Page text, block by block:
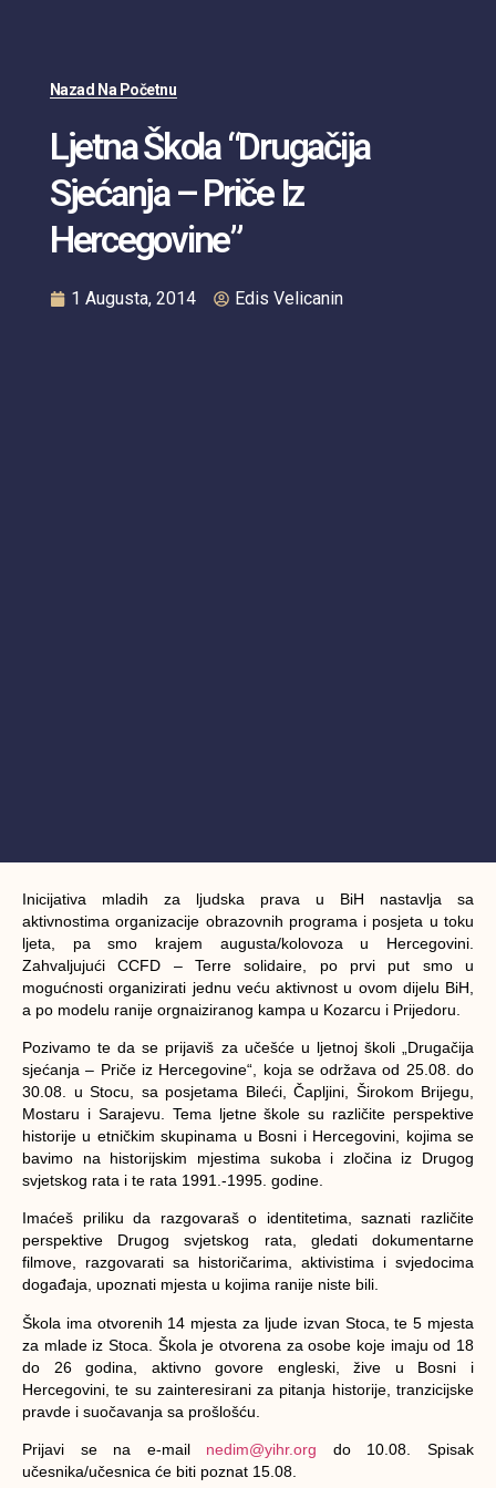
Nazad Na Početnu
Ljetna Škola “Drugačija
Sjećanja – Priče Iz
Hercegovine”
1 Augusta, 2014 Edis Velicanin
Inicijativa mladih za ljudska prava u BiH nastavlja sa
aktivnostima organizacije obrazovnih programa i posjeta u toku
ljeta, pa smo krajem augusta/kolovoza u Hercegovini.
Zahvaljujući CCFD – Terre solidaire, po prvi put smo u
mogućnosti organizirati jednu veću aktivnost u ovom dijelu BiH,
a po modelu ranije orgnaiziranog kampa u Kozarcu i Prijedoru.
Pozivamo te da se prijaviš za učešće u ljetnoj školi „Drugačija
sjećanja – Priče iz Hercegovine“, koja se održava od 25.08. do
30.08. u Stocu, sa posjetama Bileći, Čapljini, Širokom Brijegu,
Mostaru i Sarajevu.
Tema ljetne škole su različite perspektive
historije u etničkim skupinama u Bosni i Hercegovini, kojima se
bavimo na historijskim mjestima sukoba i zločina iz Drugog
svjetskog rata i te rata 1991.-1995. godine.
Imaćeš priliku da razgovaraš o identitetima, saznati različite
perspektive Drugog svjetskog rata, gledati dokumentarne
filmove, razgovarati sa historičarima, aktivistima i svjedocima
događaja, upoznati mjesta u kojima ranije niste bili.
Škola ima otvorenih 14 mjesta za ljude izvan Stoca, te 5 mjesta
za mlade iz Stoca. Škola je otvorena za osobe koje imaju od 18
do 26 godina, aktivno govore engleski, žive u Bosni i
Hercegovini, te su zainteresirani za pitanja historije, tranzicijske
pravde i suočavanja sa prošlošću.
Prijavi se na e-mail nedim@yihr.org do 10.08. Spisak
učesnika/učesnica će biti poznat 15.08.